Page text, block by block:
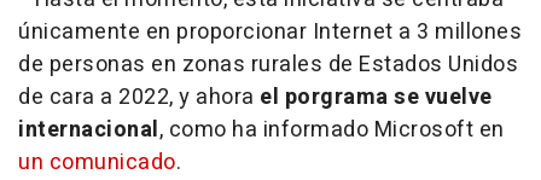
únicamente en proporcionar Internet a 3 millones
de personas en zonas rurales de Estados Unidos
de cara a 2022, y ahora el porgrama se vuelve
internacional, como ha informado Microsoft en
un comunicado.